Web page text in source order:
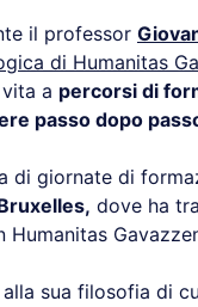
il professor
di Humanitas
a percorsi di
passo dopo
di giornate di
dove ha
Humanitas
sua filosofia di